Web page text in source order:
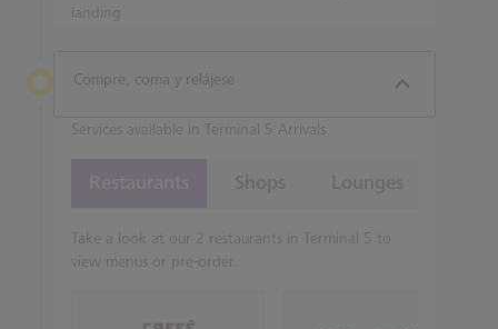
landing
Compre, coma y relájese
Services available in Terminal 5 Arrivals
Shops Lounges
Take a look at our 2 restaurants in Terminal 5 to
view menus or pre-order.